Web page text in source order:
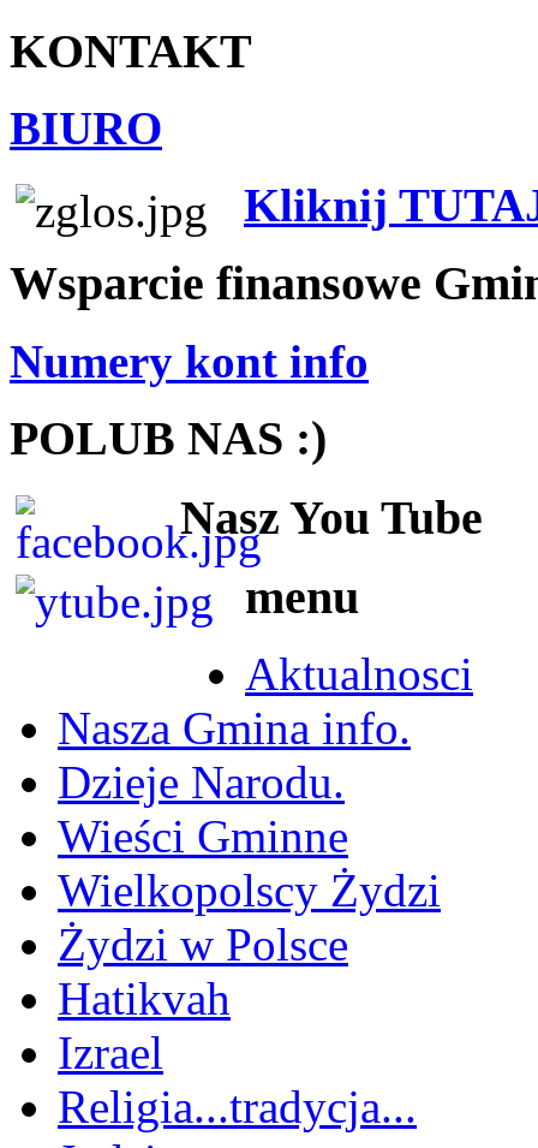
KONTAKT
BIURO
Kliknij
Wsparcie finansowe
Numery kont info
POLUB NAS :)
Nasz You Tube
menu
Aktualnosci
Nasza Gmina info.
Dzieje Narodu.
Wieści Gminne
Wielkopolscy Żydzi
Żydzi w Polsce
Hatikvah
Izrael
Religia...tradycja...